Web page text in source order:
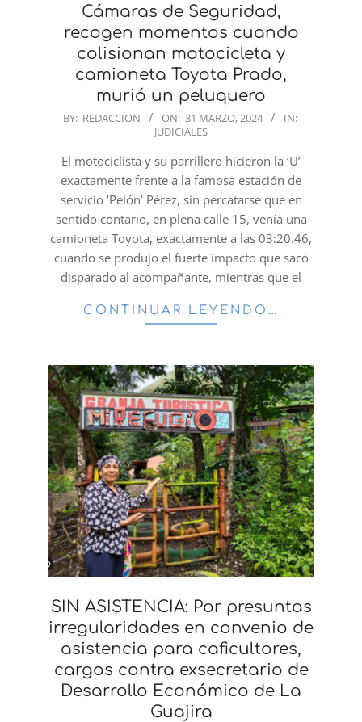
Cámaras de Seguridad,
recogen momentos cuando
colisionan motocicleta y
camioneta Toyota Prado,
murió un peluquero
2024-
BY: REDACCION ON: 31 MARZO, 2024
IN:
JUDICIALES
El motociclista y su parrillero hicieron la ‘U’
exactamente frente a la famosa estación de
servicio ‘Pelón’ Pérez, sin percatarse que en
sentido contario, en plena calle 15, venía una
camioneta Toyota, exactamente a las 03:20.46,
cuando se produjo el fuerte impacto que sacó
disparado al acompañante, mientras que el
CONTINUAR LEYENDO…
SIN ASISTENCIA: Por presuntas
irregularidades en convenio de
asistencia para caficultores,
cargos contra exsecretario de
Desarrollo Económico de La
Guajira